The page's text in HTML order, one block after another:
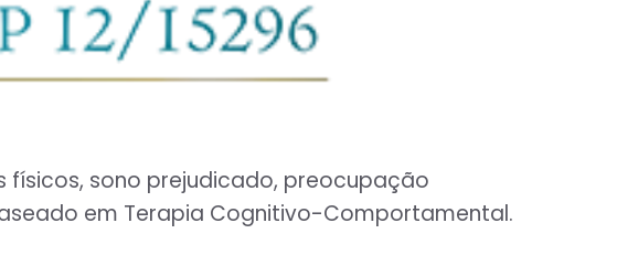
sono prejudicado, preocupação
em Terapia Cognitivo-Comportamental.